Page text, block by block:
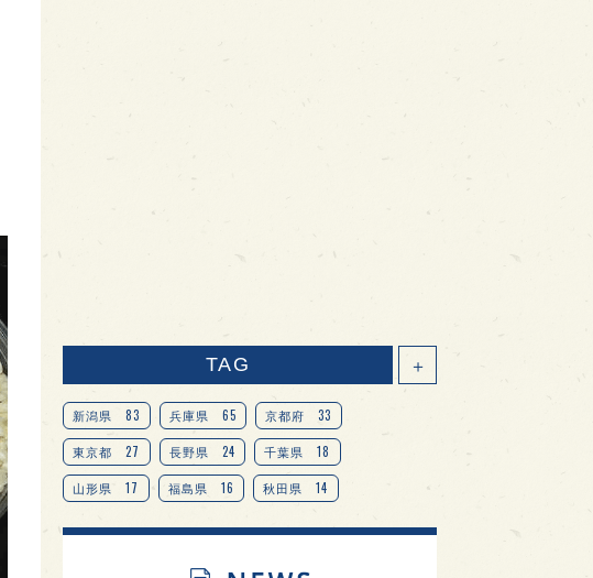
TAG ＋
新潟県 83 兵庫県 65 京都府 33
東京都 27 長野県 24 千葉県 18
山形県 17 福島県 16 秋田県 14
愛知県 14 宮城県 14 岐阜県 13